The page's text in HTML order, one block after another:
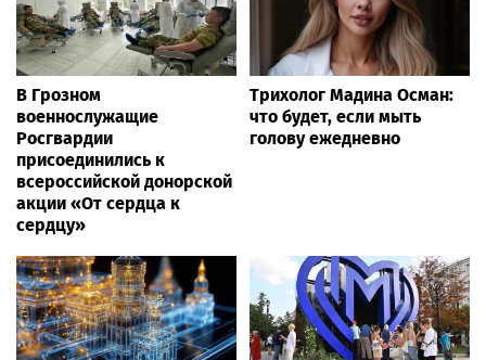
В Грозном
военнослужащие
Росгвардии
присоединились к
всероссийской донорской
акции «От сердца к
сердцу»
Трихолог Мадина Осман:
что будет, если мыть
голову ежедневно